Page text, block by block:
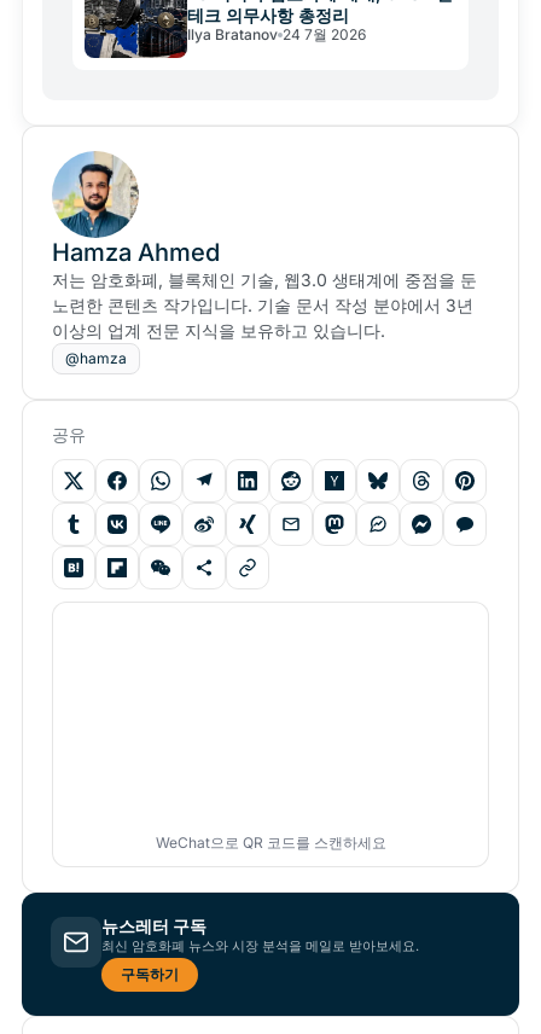
테크 의무사항 총정리
Ilya Bratanov 24 7월 2026
Hamza Ahmed
저는 암호화폐, 블록체인 기술, 웹3.0 생태계에 중점을 둔
노련한 콘텐츠 작가입니다. 기술 문서 작성 분야에서 3년
이상의 업계 전문 지식을 보유하고 있습니다.
@hamza
공유
WeChat으로 QR 코드를 스캔하세요
뉴스레터 구독
최신 암호화폐 뉴스와 시장 분석을 메일로 받아보세요.
구독하기